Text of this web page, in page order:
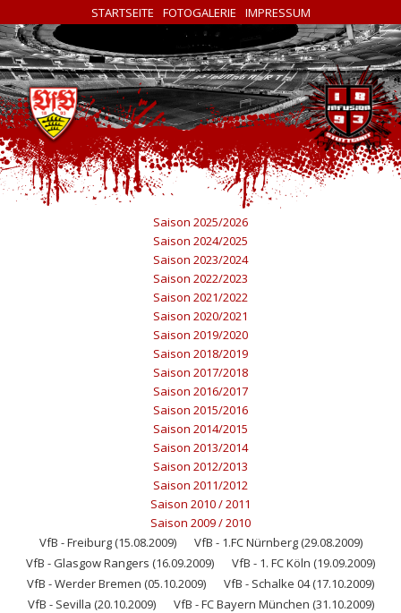
STARTSEITE FOTOGALERIE IMPRESSUM
Saison 2025/2026
Saison 2024/2025
Saison 2023/2024
Saison 2022/2023
Saison 2021/2022
Saison 2020/2021
Saison 2019/2020
Saison 2018/2019
Saison 2017/2018
Saison 2016/2017
Saison 2015/2016
Saison 2014/2015
Saison 2013/2014
Saison 2012/2013
Saison 2011/2012
Saison 2010 / 2011
Saison 2009 / 2010
VfB - Freiburg (15.08.2009)
VfB - 1.FC Nürnberg (29.08.2009)
VfB - Glasgow Rangers (16.09.2009)
VfB - 1. FC Köln (19.09.2009)
VfB - Werder Bremen (05.10.2009)
VfB - Schalke 04 (17.10.2009)
VfB - Sevilla (20.10.2009)
VfB - FC Bayern München (31.10.2009)